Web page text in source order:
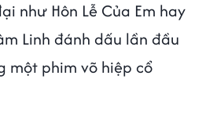
như Hôn Lễ Của Em hay
Linh đánh dấu lần đầu
một phim võ hiệp cổ